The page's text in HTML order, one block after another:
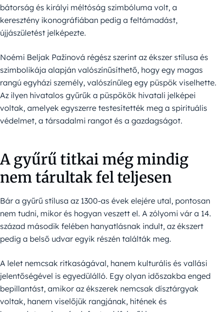
bátorság és királyi méltóság szimbóluma volt, a
keresztény ikonográfiában pedig a feltámadást,
újjászületést jelképezte.
Noémi Beljak Pažinová régész szerint az ékszer stílusa és
szimbolikája alapján valószínűsíthető, hogy egy magas
rangú egyházi személy, valószínűleg egy püspök viselhette.
Az ilyen hivatalos gyűrűk a püspökök hivatali jelképei
voltak, amelyek egyszerre testesítették meg a spirituális
védelmet, a társadalmi rangot és a gazdagságot.
A gyűrű titkai még mindig
nem tárultak fel teljesen
Bár a gyűrű stílusa az 1300-as évek elejére utal, pontosan
nem tudni, mikor és hogyan veszett el. A zólyomi vár a 14.
század második felében hanyatlásnak indult, az ékszert
pedig a belső udvar egyik részén találták meg.
A lelet nemcsak ritkaságával, hanem kulturális és vallási
jelentőségével is egyedülálló. Egy olyan időszakba enged
bepillantást, amikor az ékszerek nemcsak dísztárgyak
voltak, hanem viselőjük rangjának, hitének és